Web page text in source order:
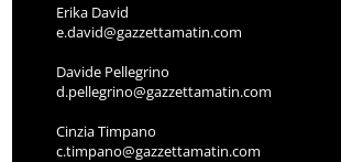
Erika David
e.david@gazzettamatin.com
Davide Pellegrino
d.pellegrino@gazzettamatin.com
Cinzia Timpano
c.timpano@gazzettamatin.com